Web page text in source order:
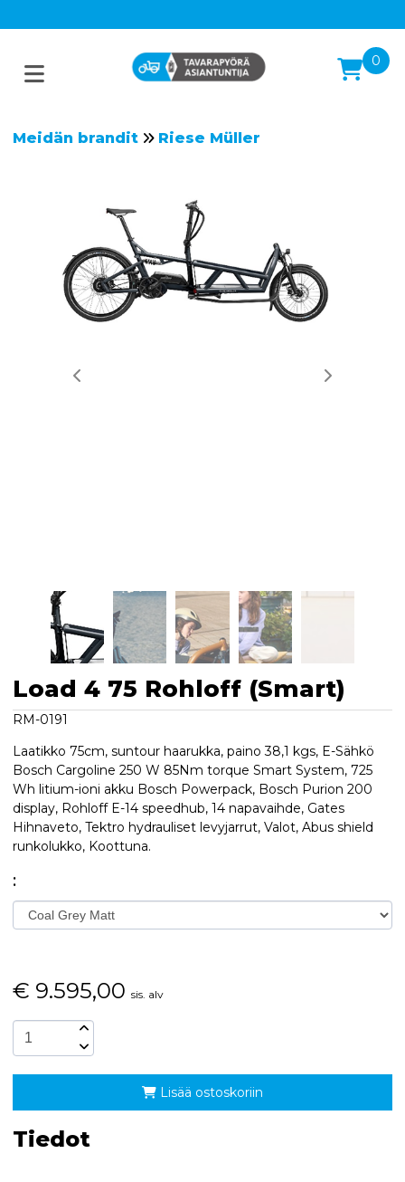
0
Meidän brandit Riese Müller
Load 4 75 Rohloff (Smart)
RM-0191
Laatikko 75cm, suntour haarukka, paino 38,1 kgs, E-Sähkö
Bosch Cargoline 250 W 85Nm torque Smart System, 725
Wh litium-ioni akku Bosch Powerpack, Bosch Purion 200
display, Rohloff E-14 speedhub, 14 napavaihde, Gates
Hihnaveto, Tektro hydrauliset levyjarrut, Valot, Abus shield
runkolukko, Koottuna.
:
€ 9.595,00 sis. alv
Lisää ostoskoriin
Tiedot